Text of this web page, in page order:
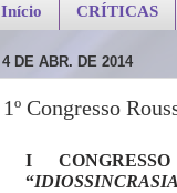
Início CRÍTICAS
4 DE ABR. DE 2014
1º Congresso
I
“